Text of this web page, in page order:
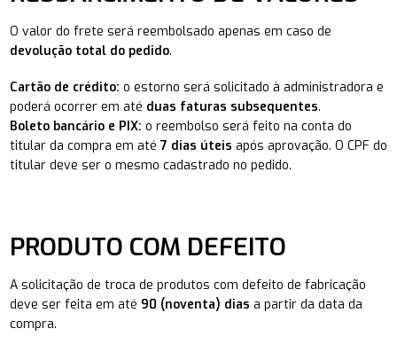
O valor do frete será reembolsado apenas em caso de
devolução total do pedido.
Cartão de crédito: o estorno será solicitado à administradora e
poderá ocorrer em até duas faturas subsequentes.
Boleto bancário e PIX: o reembolso será feito na conta do
titular da compra em até 7 dias úteis após aprovação. O CPF do
titular deve ser o mesmo cadastrado no pedido.
PRODUTO COM DEFEITO
A solicitação de troca de produtos com defeito de fabricação
deve ser feita em até 90 (noventa) dias a partir da data da
compra.